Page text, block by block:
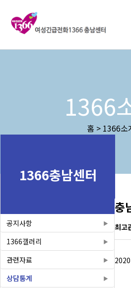
1366
홈 > 1366소
1366충남센터
공지사항
1366갤러리
관련자료
상담통계
충
최고